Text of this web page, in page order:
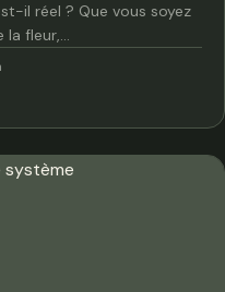
il réel ? Que vous soyez
la fleur,…